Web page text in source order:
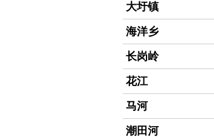
大圩镇
海洋乡
长岗岭
花江
马河
潮田河